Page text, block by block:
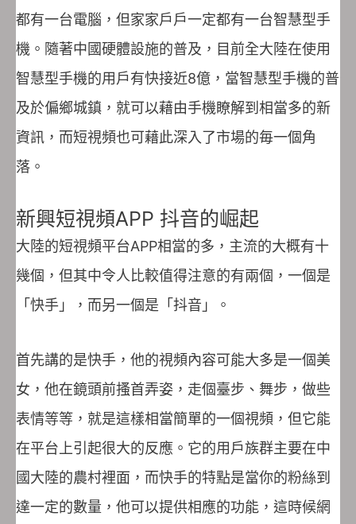
都有一台電腦，但家家戶戶一定都有一台智慧型手
機。隨著中國硬體設施的普及，目前全大陸在使用
智慧型手機的用戶有快接近8億，當智慧型手機的普
及於偏鄉城鎮，就可以藉由手機瞭解到相當多的新
資訊，而短視頻也可藉此深入了市場的毎一個角
落。
新興短視頻APP 抖音的崛起
大陸的短視頻平台APP相當的多，主流的大概有十
幾個，但其中令人比較值得注意的有兩個，一個是
「快手」，而另一個是「抖音」。
首先講的是快手，他的視頻內容可能大多是一個美
女，他在鏡頭前搔首弄姿，走個臺步、舞步，做些
表情等等，就是這樣相當簡單的一個視頻，但它能
在平台上引起很大的反應。它的用戶族群主要在中
國大陸的農村裡面，而快手的特點是當你的粉絲到
達一定的數量，他可以提供相應的功能，這時候網